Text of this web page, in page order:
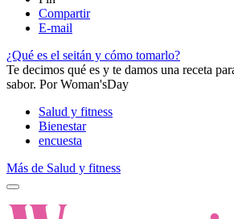
Compartir
E-mail
¿Qué es el seitán y cómo tomarlo?
​Te decimos qué es y te damos una receta
sabor. PorWoman'sDay
Salud y fitness
Bienestar
encuesta
Más de Salud y fitness